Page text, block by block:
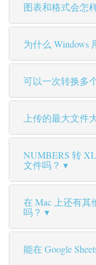
图表和格式会怎
为什么 Windows
可以一次转换多
上传的最大文件
NUMBERS 转
文件吗？
在 Mac 上还有其
吗？
能在 Google